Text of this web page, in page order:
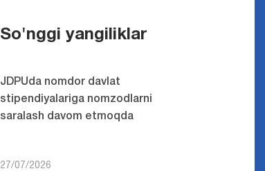
So'nggi yangiliklar
JDPUda nomdor davlat
stipendiyalariga nomzodlarni
saralash davom etmoqda
27/07/2026